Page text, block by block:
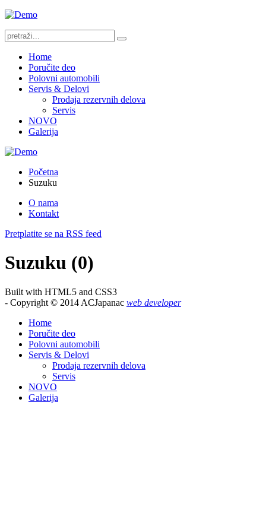
Home
Poručite deo
Polovni automobili
Servis & Delovi
Prodaja rezervnih delova
Servis
NOVO
Galerija
Početna
Suzuku
O nama
Kontakt
Pretplatite se na RSS feed
Suzuku (0)
Built with HTML5 and CSS3
- Copyright © 2014 ACJapanac web developer
Home
Poručite deo
Polovni automobili
Servis & Delovi
Prodaja rezervnih delova
Servis
NOVO
Galerija